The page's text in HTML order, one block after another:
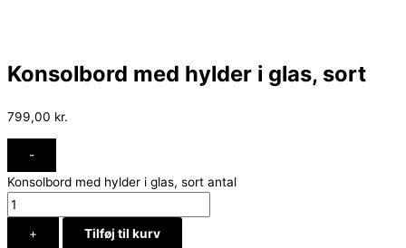
Konsolbord med hylder i glas, sort
799,00 kr.
-
Konsolbord med hylder i glas, sort antal
+ Tilføj til kurv